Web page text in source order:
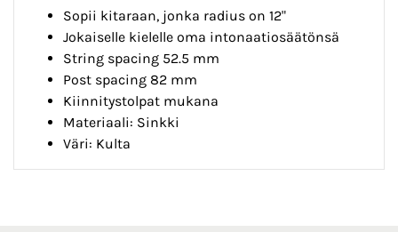
Sopii kitaraan, jonka radius on 12"
Jokaiselle kielelle oma intonaatiosäätönsä
String spacing 52.5 mm
Post spacing 82 mm
Kiinnitystolpat mukana
Materiaali: Sinkki
Väri: Kulta